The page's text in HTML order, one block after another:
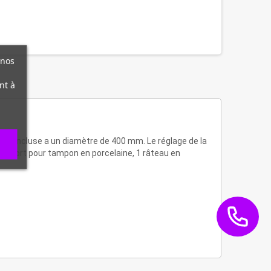
incluse a un diamètre de 400 mm. Le réglage de la
pour tampon en porcelaine, 1 râteau en
à